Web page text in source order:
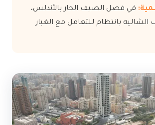
في فصل الصيف الحار بالأندلس،
بانتظام للتعامل مع الغبار